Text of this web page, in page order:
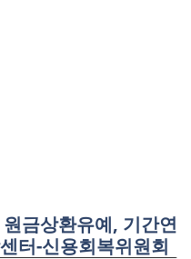
금상환유예, 기간연
터-신용회복위원회